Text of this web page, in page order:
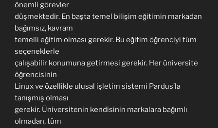
önemli görevler
düşmektedir. En başta temel bilişim eğitimin markadan
bağımsız, kavram
temelli eğitim olması gerekir. Bu eğitim öğrenciyi tüm
seçeneklerle
çalışabilir konumuna getirmesi gerekir. Her üniversite
öğrencisinin
Linux ve özellikle ulusal işletim sistemi Pardus’la
tanışmış olması
gerekir. Üniversitenin kendisinin markalara bağımlı
olmadan, tüm